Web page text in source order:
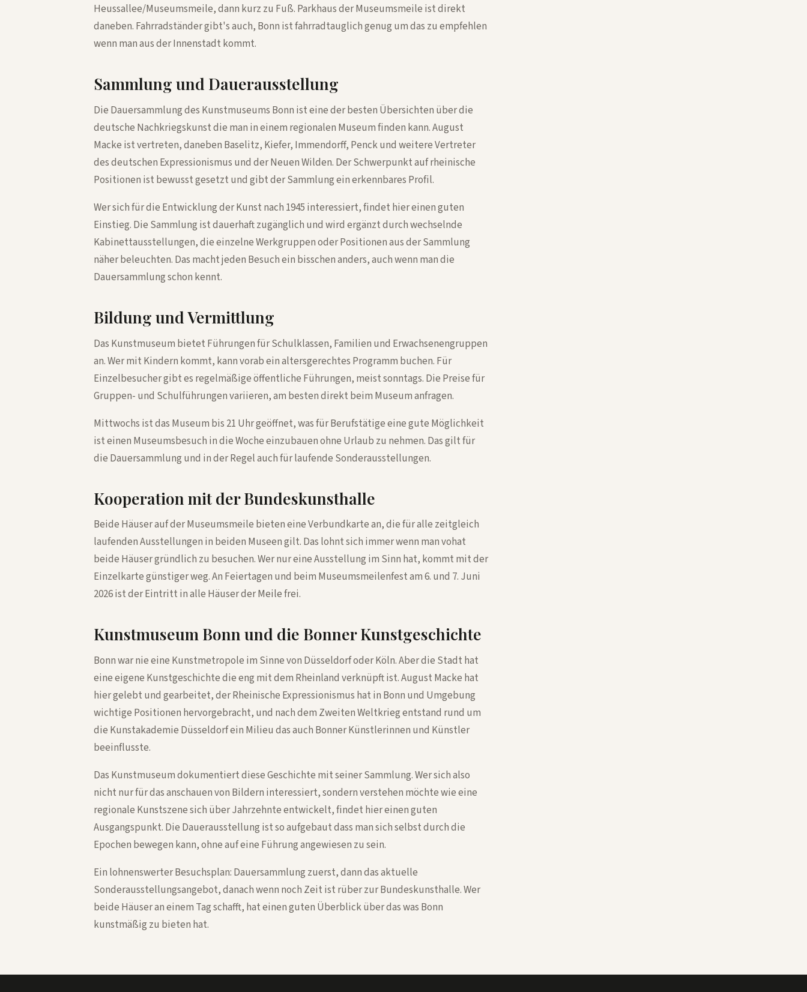
Heussallee/Museumsmeile, dann kurz zu Fuß. Parkhaus der Museumsmeile ist direkt
daneben. Fahrradständer gibt's auch, Bonn ist fahrradtauglich genug um das zu empfehlen
wenn man aus der Innenstadt kommt.
Sammlung und Dauerausstellung
Die Dauersammlung des Kunstmuseums Bonn ist eine der besten Übersichten über die
deutsche Nachkriegskunst die man in einem regionalen Museum finden kann. August
Macke ist vertreten, daneben Baselitz, Kiefer, Immendorff, Penck und weitere Vertreter
des deutschen Expressionismus und der Neuen Wilden. Der Schwerpunkt auf rheinische
Positionen ist bewusst gesetzt und gibt der Sammlung ein erkennbares Profil.
Wer sich für die Entwicklung der Kunst nach 1945 interessiert, findet hier einen guten
Einstieg. Die Sammlung ist dauerhaft zugänglich und wird ergänzt durch wechselnde
Kabinettausstellungen, die einzelne Werkgruppen oder Positionen aus der Sammlung
näher beleuchten. Das macht jeden Besuch ein bisschen anders, auch wenn man die
Dauersammlung schon kennt.
Bildung und Vermittlung
Das Kunstmuseum bietet Führungen für Schulklassen, Familien und Erwachsenengruppen
an. Wer mit Kindern kommt, kann vorab ein altersgerechtes Programm buchen. Für
Einzelbesucher gibt es regelmäßige öffentliche Führungen, meist sonntags. Die Preise für
Gruppen- und Schulführungen variieren, am besten direkt beim Museum anfragen.
Mittwochs ist das Museum bis 21 Uhr geöffnet, was für Berufstätige eine gute Möglichkeit
ist einen Museumsbesuch in die Woche einzubauen ohne Urlaub zu nehmen. Das gilt für
die Dauersammlung und in der Regel auch für laufende Sonderausstellungen.
Kooperation mit der Bundeskunsthalle
Beide Häuser auf der Museumsmeile bieten eine Verbundkarte an, die für alle zeitgleich
laufenden Ausstellungen in beiden Museen gilt. Das lohnt sich immer wenn man vohat
beide Häuser gründlich zu besuchen. Wer nur eine Ausstellung im Sinn hat, kommt mit der
Einzelkarte günstiger weg. An Feiertagen und beim Museumsmeilenfest am 6. und 7. Juni
2026 ist der Eintritt in alle Häuser der Meile frei.
Kunstmuseum Bonn und die Bonner Kunstgeschichte
Bonn war nie eine Kunstmetropole im Sinne von Düsseldorf oder Köln. Aber die Stadt hat
eine eigene Kunstgeschichte die eng mit dem Rheinland verknüpft ist. August Macke hat
hier gelebt und gearbeitet, der Rheinische Expressionismus hat in Bonn und Umgebung
wichtige Positionen hervorgebracht, und nach dem Zweiten Weltkrieg entstand rund um
die Kunstakademie Düsseldorf ein Milieu das auch Bonner Künstlerinnen und Künstler
beeinflusste.
Das Kunstmuseum dokumentiert diese Geschichte mit seiner Sammlung. Wer sich also
nicht nur für das anschauen von Bildern interessiert, sondern verstehen möchte wie eine
regionale Kunstszene sich über Jahrzehnte entwickelt, findet hier einen guten
Ausgangspunkt. Die Dauerausstellung ist so aufgebaut dass man sich selbst durch die
Epochen bewegen kann, ohne auf eine Führung angewiesen zu sein.
Ein lohnenswerter Besuchsplan: Dauersammlung zuerst, dann das aktuelle
Sonderausstellungsangebot, danach wenn noch Zeit ist rüber zur Bundeskunsthalle. Wer
beide Häuser an einem Tag schafft, hat einen guten Überblick über das was Bonn
kunstmäßig zu bieten hat.